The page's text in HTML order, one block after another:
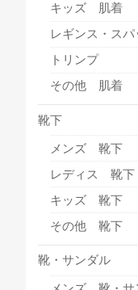
キッズ 肌着
レギンス・ス
トリンプ
その他 肌着
靴下
メンズ 靴下
レディス 靴下
キッズ 靴下
その他 靴下
靴・サンダル